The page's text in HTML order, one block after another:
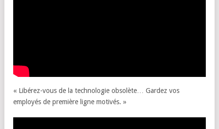
« Libérez-vous de la technologie obsolète… Gardez vos
employés de première ligne motivés. »